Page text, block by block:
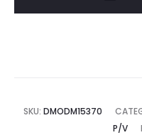
SKU: DMODM15370
P/V